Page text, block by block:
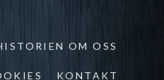
OM OSS
KONTAKT